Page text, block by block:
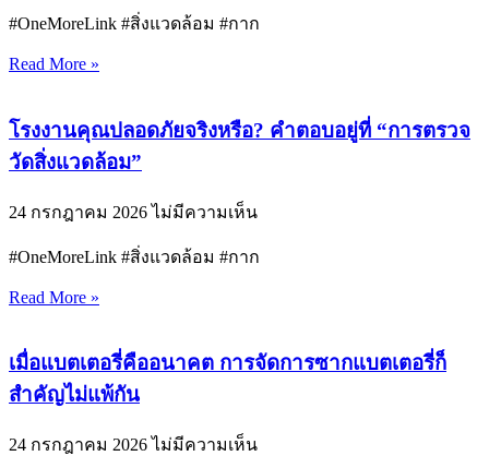
#OneMoreLink #สิ่งแวดล้อม #กาก
Read More »
โรงงานคุณปลอดภัยจริงหรือ? คำตอบอยู่ที่ “การตรวจ
วัดสิ่งแวดล้อม”
24 กรกฎาคม 2026ไม่มีความเห็น
#OneMoreLink #สิ่งแวดล้อม #กาก
Read More »
เมื่อแบตเตอรี่คืออนาคต การจัดการซากแบตเตอรี่ก็
สำคัญไม่แพ้กัน
24 กรกฎาคม 2026ไม่มีความเห็น